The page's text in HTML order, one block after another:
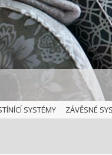
SYSTÉMY ZÁVĚSNÉ